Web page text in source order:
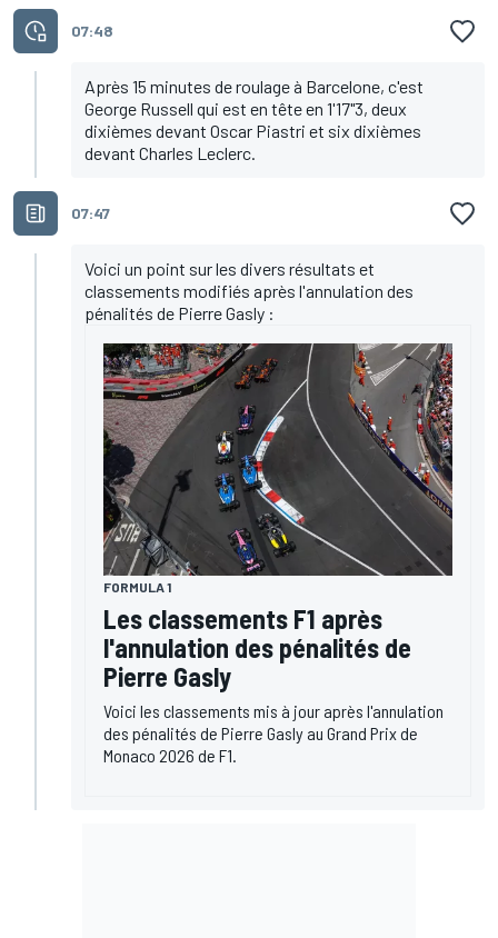
07:48
Après 15 minutes de roulage à Barcelone, c'est
George Russell qui est en tête en 1'17"3, deux
dixièmes devant Oscar Piastri et six dixièmes
devant Charles Leclerc.
07:47
Voici un point sur les divers résultats et
classements modifiés après l'annulation des
pénalités de Pierre Gasly :
FORMULA 1
Les classements F1 après
l'annulation des pénalités de
Pierre Gasly
Voici les classements mis à jour après l'annulation
des pénalités de Pierre Gasly au Grand Prix de
Monaco 2026 de F1.